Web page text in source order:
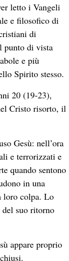
letto i Vangeli
e filosofico di
di
punto di vista
e più
Spirito stesso.
20 (19-23),
Cristo risorto, il
Gesù: nell’ora
e terrorizzati e
quando sentono
in una
loro colpa. Lo
del suo ritorno
appare proprio